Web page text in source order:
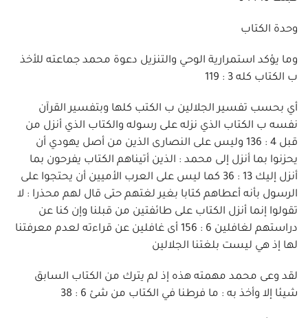
وحدة الكتاب
وما يؤكد استمرارية الوحي والتنزيل دعوة محمد جماعته للأخذ
ب الكتاب كله 3 : 119
أي بحسب تفسير الجلالين ب الكتب كلها وبتفسير القرآن
نفسه ب الكتاب الذي نزله على رسوله والكتاب الذي أنزل من
قبل 4 : 136 وليس على النصارى الذين من أصل يهودي أن
يحزنوا بما أنزل إلى محمد : الذين أتيناهم الكتاب يفرحون بما
أنزل إليك 13 : 36 كما ليس على العرب الأميين أن يحتجوا على
الرسول بأنه أعطاهم كتابا بغير لغتهم حتى قال لهم محذرا : لا
تقولوا إنما أنزل الكتاب على طائفتين من قبلنا وإن كنا عن
دراستهم لغافلين 6 : 156 أى غافلين عن قراءته لعدم معرفتنا
لها إذ هي ليست بلغتنا الجلالين
لقد وعى محمد مهمته هذه إذ لم يترك من الكتاب السابق
شيئا إلا وأخذ به : ما فرطنا في الكتاب من شئ 6 : 38